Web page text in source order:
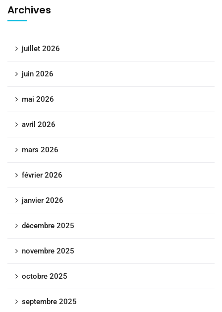
Archives
juillet 2026
juin 2026
mai 2026
avril 2026
mars 2026
février 2026
janvier 2026
décembre 2025
novembre 2025
octobre 2025
septembre 2025